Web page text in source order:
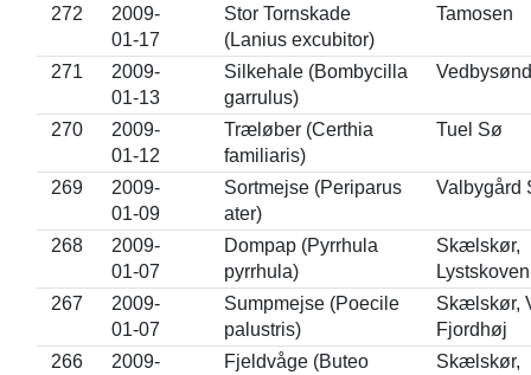
272
2009-
01-17
Stor Tornskade
(Lanius excubitor)
Tamosen
271
2009-
01-13
Silkehale (Bombycilla
garrulus)
270
2009-
01-12
Træløber (Certhia
familiaris)
Tuel Sø
269
2009-
01-09
Sortmejse (Periparus
ater)
Valbygård
268
2009-
01-07
Dompap (Pyrrhula
pyrrhula)
Skælskør,
Lystskoven
267
2009-
01-07
Sumpmejse (Poecile
palustris)
Skælskør,
Fjordhøj
266
2009-
Fjeldvåge (Buteo
Skælskør,